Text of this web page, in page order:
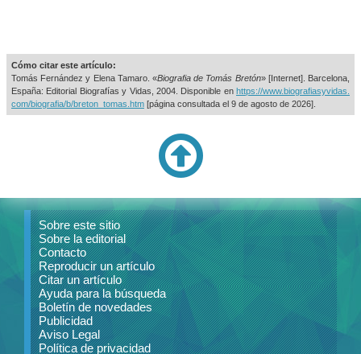
Cómo citar este artículo:
Tomás Fernández y Elena Tamaro. «Biografia de Tomás Bretón» [Internet]. Barcelona,
España: Editorial Biografías y Vidas, 2004. Disponible en https://www.biografiasyvidas.
com/biografia/b/breton_tomas.htm [página consultada el 9 de agosto de 2026].
Sobre este sitio
Sobre la editorial
Contacto
Reproducir un artículo
Citar un artículo
Ayuda para la búsqueda
Boletín de novedades
Publicidad
Aviso Legal
Política de privacidad